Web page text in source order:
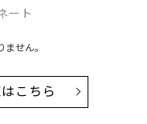
ート
せん。
こちら